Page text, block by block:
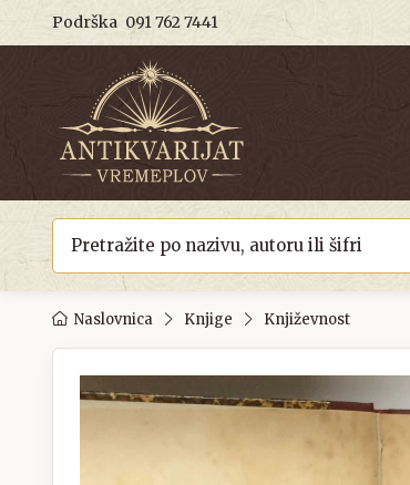
Podrška 091 762 7441
Naslovnica Knjige Književnost